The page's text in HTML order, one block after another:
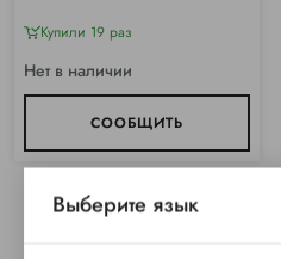
Купили 19 раз
Нет в наличии
СООБЩИТЬ
Выберите язык